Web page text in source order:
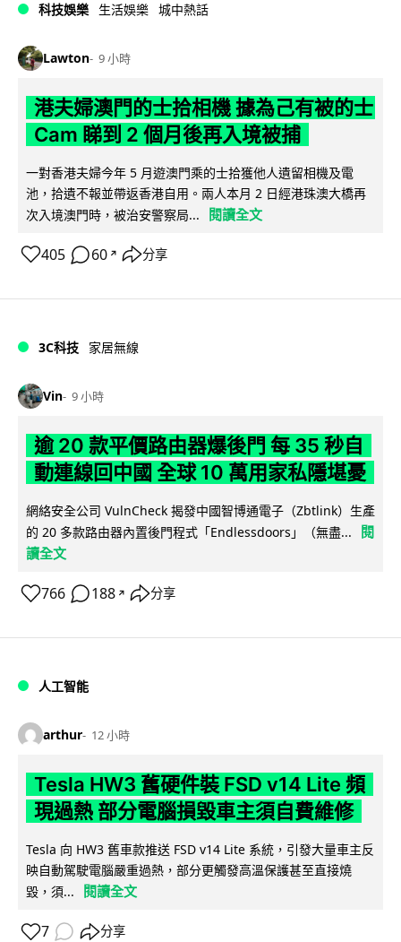
科技娛樂 生活娛樂 城中熱話
Lawton 9 小時
港夫婦澳門的士拾相機 據為己有被的士
Cam 睇到 2 個月後再入境被捕
一對香港夫婦今年 5 月遊澳門乘的士拾獲他人遺留相機及電
池，拾遺不報並帶返香港自用。兩人本月 2 日經港珠澳大橋再
次入境澳門時，被治安警察局...
閱讀全文
405 60 ↗ 分享
3C科技 家居無線
Vin 9 小時
逾 20 款平價路由器爆後門 每 35 秒自
動連線回中國 全球 10 萬用家私隱堪憂
網絡安全公司 VulnCheck 揭發中國智博通電子（Zbtlink）生產
的 20 多款路由器內置後門程式「Endlessdoors」（無盡...
閱
讀全文
766 188 ↗ 分享
人工智能
arthur 12 小時
Tesla HW3 舊硬件裝 FSD v14 Lite 頻
現過熱 部分電腦損毀車主須自費維修
Tesla 向 HW3 舊車款推送 FSD v14 Lite 系統，引發大量車主反
映自動駕駛電腦嚴重過熱，部分更觸發高溫保護甚至直接燒
毀，須...
閱讀全文
7 分享